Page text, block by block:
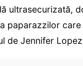
ultrasecurizată,
paparazzilor
de Jennifer